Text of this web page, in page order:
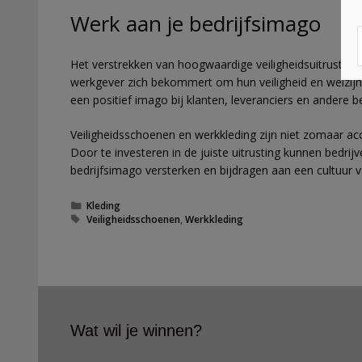
Werk aan je bedrijfsimago
Het verstrekken van hoogwaardige
werkgever zich bekommert om hun veiligheid en
een positief imago bij klanten, leveranciers en andere
Veiligheidsschoenen en werkkleding zijn niet zomaar
Door te investeren in de juiste uitrusting kunnen
bedrijfsimago versterken en bijdragen aan een cultuur
C
a
r
ë
Kleding
T
Veiligheidsschoenen ,Werkkleding
Wat wil je winnen?